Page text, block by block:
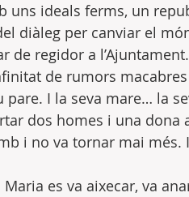
uns ideals ferms, un
diàleg per canviar el
de regidor a
de rumors
I la seva mare… la
dos homes i una dona
i no va tornar mai més.
es va aixecar, va